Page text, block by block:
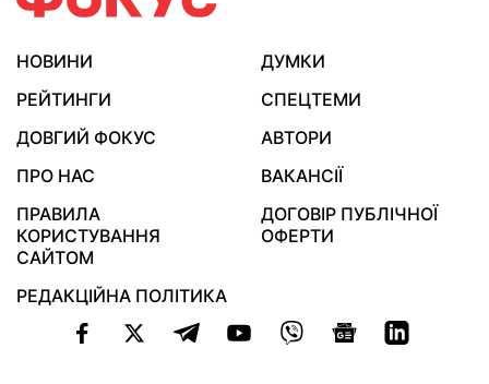
НОВИНИ
ДУМКИ
РЕЙТИНГИ
СПЕЦТЕМИ
ДОВГИЙ ФОКУС
АВТОРИ
ПРО НАС
ВАКАНСІЇ
ПРАВИЛА
КОРИСТУВАННЯ
САЙТОМ
ДОГОВІР ПУБЛІЧНОЇ
ОФЕРТИ
РЕДАКЦІЙНА ПОЛІТИКА